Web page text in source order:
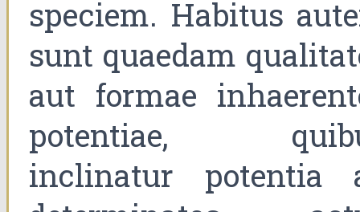
speciem. Habitus
sunt quaedam
aut formae
potentiae,
inclinatur potentia